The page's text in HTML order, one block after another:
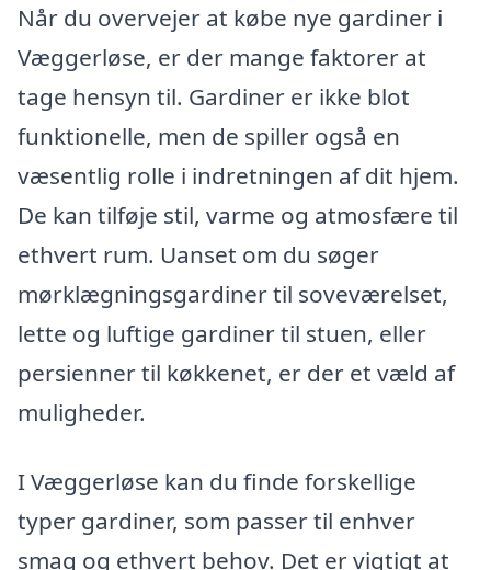
Når du overvejer at købe nye gardiner i
Væggerløse, er der mange faktorer at
tage hensyn til. Gardiner er ikke blot
funktionelle, men de spiller også en
væsentlig rolle i indretningen af dit hjem.
De kan tilføje stil, varme og atmosfære til
ethvert rum. Uanset om du søger
mørklægningsgardiner til soveværelset,
lette og luftige gardiner til stuen, eller
persienner til køkkenet, er der et væld af
muligheder.
I Væggerløse kan du finde forskellige
typer gardiner, som passer til enhver
smag og ethvert behov. Det er vigtigt at